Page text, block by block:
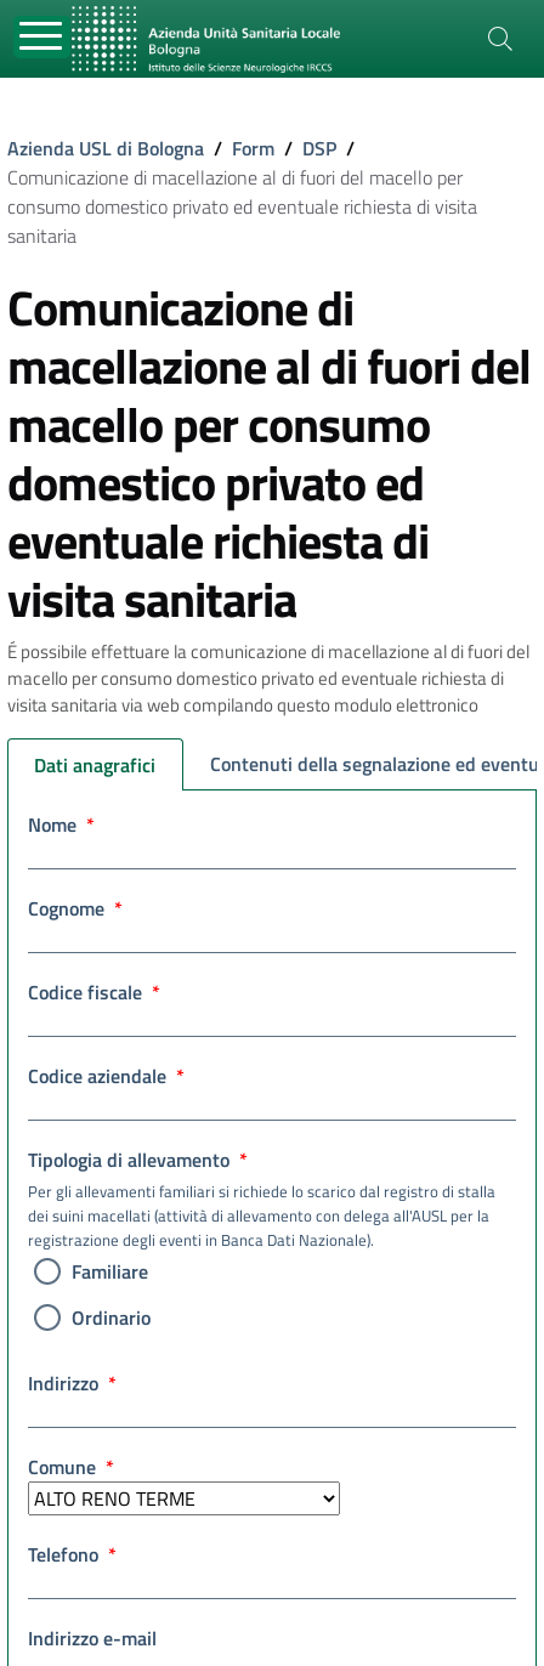
Azienda USL di Bologna / Form / DSP /
Comunicazione di macellazione al di fuori del macello per
consumo domestico privato ed eventuale richiesta di visita
sanitaria
Comunicazione di
macellazione al di fuori del
macello per consumo
domestico privato ed
eventuale richiesta di
visita sanitaria
É possibile effettuare la comunicazione di macellazione al di fuori del
macello per consumo domestico privato ed eventuale richiesta di
visita sanitaria via web compilando questo modulo elettronico
Dati anagrafici Contenuti della segnalazione ed
Nome
Cognome
Codice fiscale
Codice aziendale
Tipologia di allevamento
Per gli allevamenti familiari si richiede lo scarico dal registro di stalla
dei suini macellati (attività di allevamento con delega all'AUSL per la
registrazione degli eventi in Banca Dati Nazionale).
Familiare
Ordinario
Indirizzo
Comune
Telefono
Indirizzo e-mail